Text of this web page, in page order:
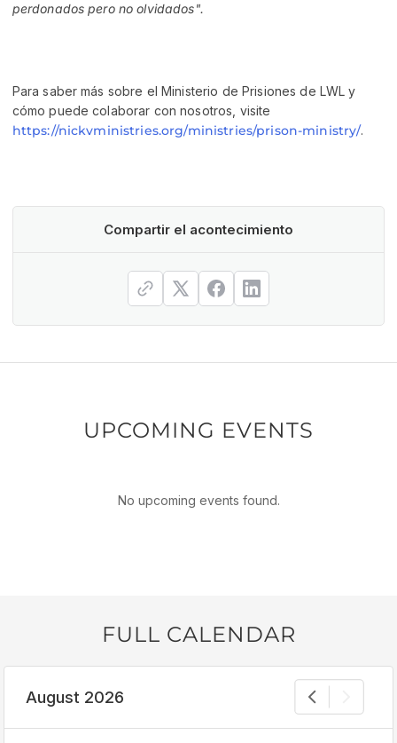
perdonados pero no olvidados".
Para saber más sobre el Ministerio de Prisiones de LWL y
cómo puede colaborar con nosotros, visite
https://nickvministries.org/ministries/prison-ministry/.
Compartir el acontecimiento
UPCOMING EVENTS
No upcoming events found.
FULL CALENDAR
August 2026